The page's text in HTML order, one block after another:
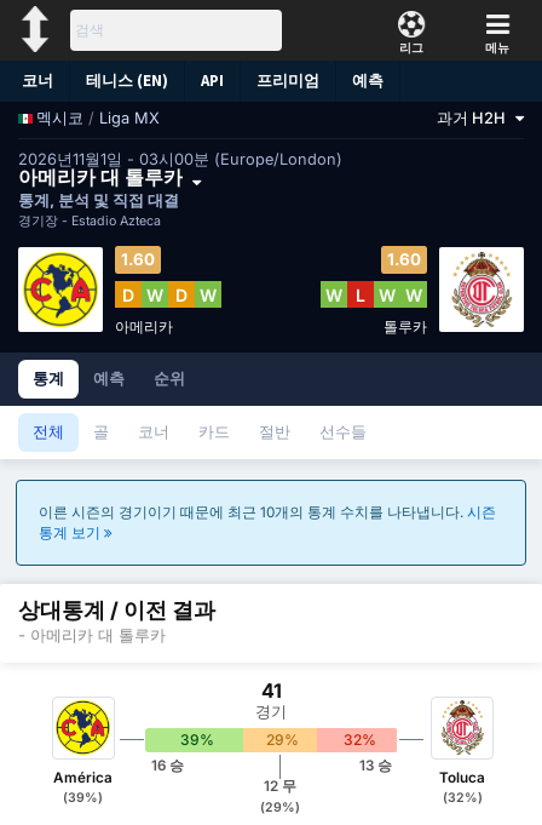
리그 메뉴
코너 테니스 (EN) API 프리미엄 예측
멕시코 / Liga MX 과거 H2H
2026년11월1일 - 03시00분 (Europe/London)
아메리카 대 톨루카
통계, 분석 및 직접 대결
경기장 - Estadio Azteca
1.60
D W D W
아메리카
1.60
W L W W
톨루카
통계 예측 순위
전체 골 코너 카드 절반 선수들
이른 시즌의 경기이기 때문에 최근 10개의 통계 수치를 나타냅니다. 시즌
통계 보기
상대통계 / 이전 결과
- 아메리카 대 톨루카
América
(39%)
41
경기
39% 29% 32%
16 승
12 무
(29%)
13 승
Toluca
(32%)